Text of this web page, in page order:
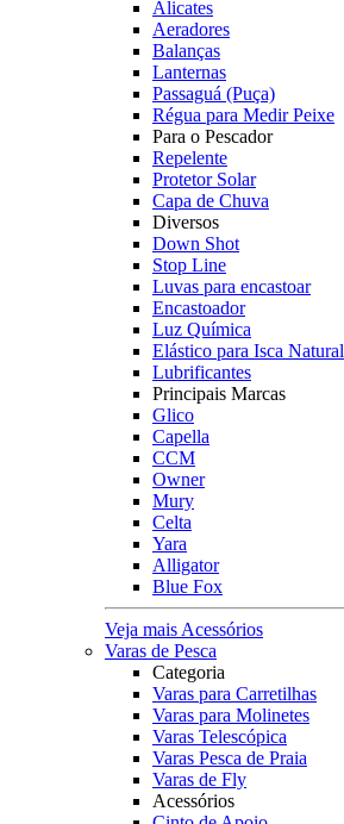
Alicates
Aeradores
Balanças
Lanternas
Passaguá (Puça)
Régua para Medir Peixe
Para o Pescador
Repelente
Protetor Solar
Capa de Chuva
Diversos
Down Shot
Stop Line
Luvas para encastoar
Encastoador
Luz Química
Elástico para Isca Natural
Lubrificantes
Principais Marcas
Glico
Capella
CCM
Owner
Mury
Celta
Yara
Alligator
Blue Fox
Veja mais Acessórios
Varas de Pesca
Categoria
Varas para Carretilhas
Varas para Molinetes
Varas Telescópica
Varas Pesca de Praia
Varas de Fly
Acessórios